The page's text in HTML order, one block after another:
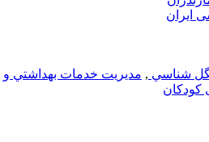
شناسي , مديريت خدمات بهداشتي و